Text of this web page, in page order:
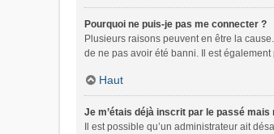
Pourquoi ne puis-je pas me connecter ?
Plusieurs raisons peuvent en être la
de ne pas avoir été banni. Il est
Haut
Je m’étais déjà inscrit par le passé
Il est possible qu’un administrateur ait